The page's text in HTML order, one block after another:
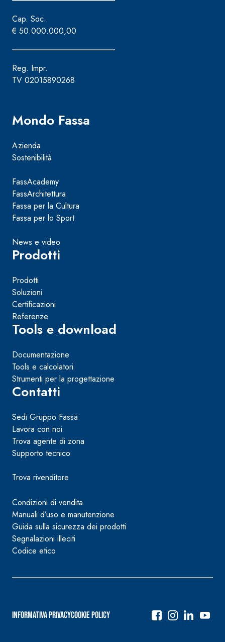
Cap. Soc.
€ 50.000.000,00
Reg. Impr.
TV 02015890268
Mondo Fassa
Azienda
Sostenibilità
FassAcademy
FassArchitettura
Fassa per la Cultura
Fassa per lo Sport
News e video
Prodotti
Prodotti
Soluzioni
Certificazioni
Referenze
Tools e download
Documentazione
Tools e calcolatori
Strumenti per la progettazione
Contatti
Sedi Gruppo Fassa
Lavora con noi
Trova agente di zona
Supporto tecnico
Trova rivenditore
Condizioni di vendita
Manuali d’uso e manutenzione
Guida sulla sicurezza dei prodotti
Segnalazioni illeciti
Codice etico
Informativa PrivacyCookie Policy